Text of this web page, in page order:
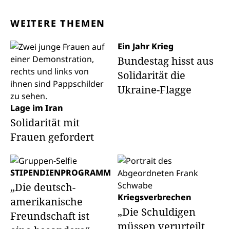
WEITERE THEMEN
Lage im Iran
Solidarität mit
Frauen gefordert
Ein Jahr Krieg
Bundestag hisst aus
Solidarität die
Ukraine-Flagge
STIPENDIENPROGRAMM
„Die deutsch-
amerikanische
Freundschaft ist
Kriegsverbrechen
„Die Schuldigen
müssen verurteilt